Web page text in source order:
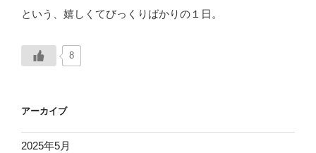
という、嬉しくてびっくりばかりの１日。
8
アーカイブ
2025年5月